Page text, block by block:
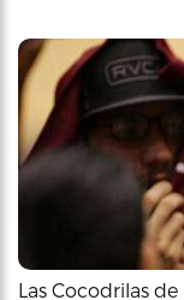
Las Cocodrilas